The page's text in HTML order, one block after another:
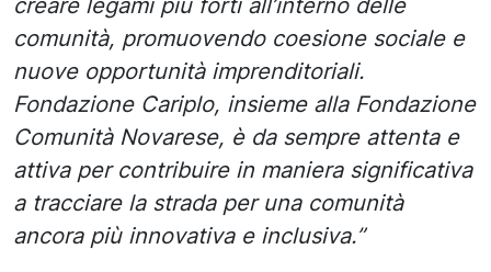
creare legami più forti all’interno delle
comunità, promuovendo coesione sociale e
nuove opportunità imprenditoriali.
Fondazione Cariplo, insieme alla Fondazione
Comunità Novarese, è da sempre attenta e
attiva per contribuire in maniera significativa
a tracciare la strada per una comunità
ancora più innovativa e inclusiva.”